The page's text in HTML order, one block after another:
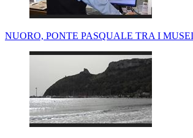
NUORO, PONTE PASQUALE TRA I